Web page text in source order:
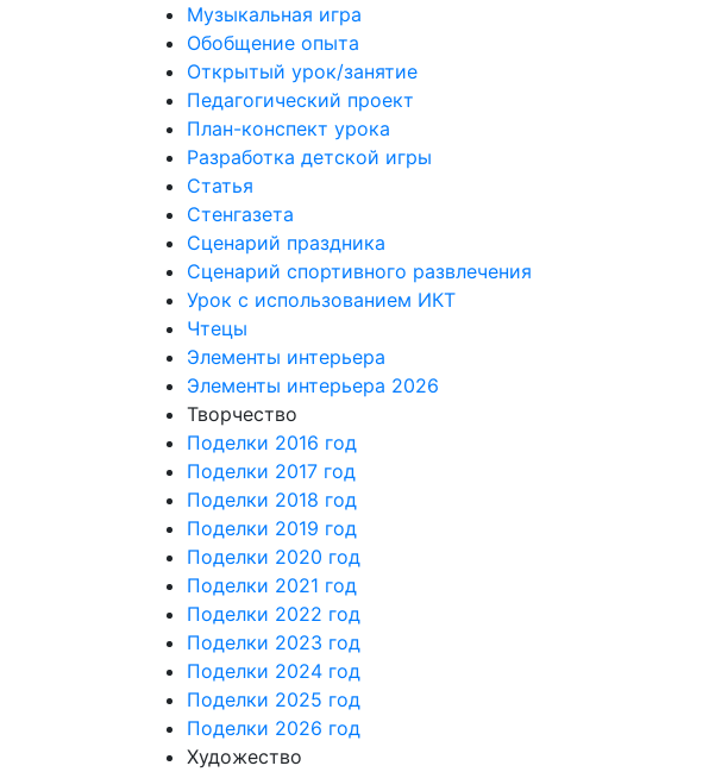
Музыкальная игра
Обобщение опыта
Открытый урок/занятие
Педагогический проект
План-конспект урока
Разработка детской игры
Статья
Стенгазета
Сценарий праздника
Сценарий спортивного развлечения
Урок с использованием ИКТ
Чтецы
Элементы интерьера
Элементы интерьера 2026
Творчество
Поделки 2016 год
Поделки 2017 год
Поделки 2018 год
Поделки 2019 год
Поделки 2020 год
Поделки 2021 год
Поделки 2022 год
Поделки 2023 год
Поделки 2024 год
Поделки 2025 год
Поделки 2026 год
Художество